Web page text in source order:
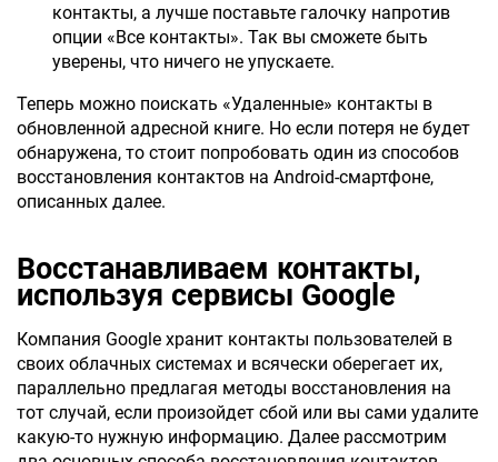
контакты, а лучше поставьте галочку напротив
опции «Все контакты». Так вы сможете быть
уверены, что ничего не упускаете.
Теперь можно поискать «Удаленные» контакты в
обновленной адресной книге. Но если потеря не будет
обнаружена, то стоит попробовать один из способов
восстановления контактов на Android-смартфоне,
описанных далее.
Восстанавливаем контакты,
используя сервисы Google
Компания Google хранит контакты пользователей в
своих облачных системах и всячески оберегает их,
параллельно предлагая методы восстановления на
тот случай, если произойдет сбой или вы сами удалите
какую-то нужную информацию. Далее рассмотрим